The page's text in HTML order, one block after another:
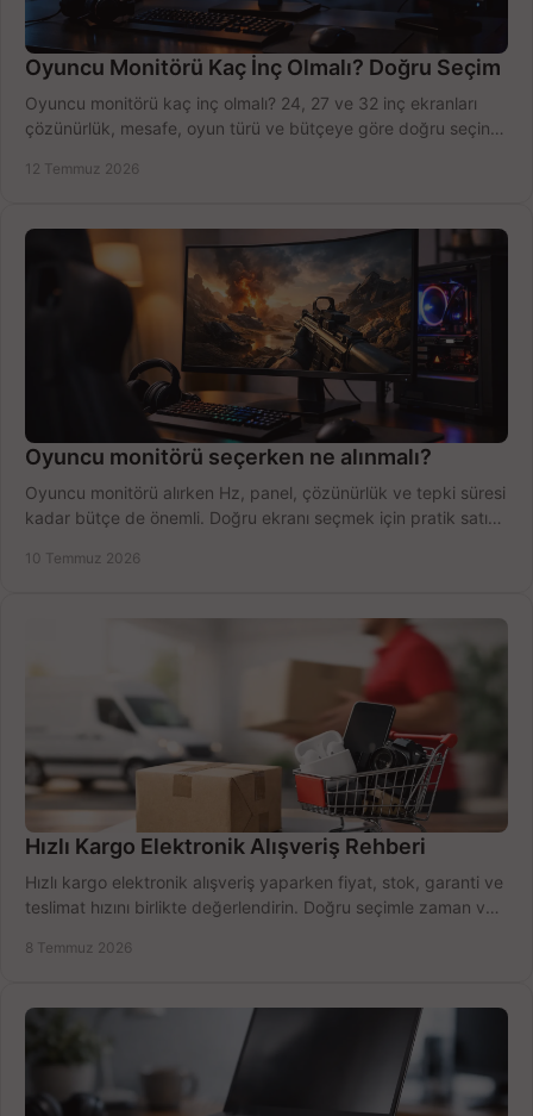
Oyuncu Monitörü Kaç İnç Olmalı? Doğru Seçim
Oyuncu monitörü kaç inç olmalı? 24, 27 ve 32 inç ekranları
çözünürlük, mesafe, oyun türü ve bütçeye göre doğru seçin,
12 Temmuz 2026
Oyuncu monitörü seçerken ne alınmalı?
Oyuncu monitörü alırken Hz, panel, çözünürlük ve tepki süresi
kadar bütçe de önemli. Doğru ekranı seçmek için pratik satın
10 Temmuz 2026
Hızlı Kargo Elektronik Alışveriş Rehberi
Hızlı kargo elektronik alışveriş yaparken fiyat, stok, garanti ve
teslimat hızını birlikte değerlendirin. Doğru seçimle zaman ve
8 Temmuz 2026